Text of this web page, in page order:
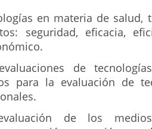
en materia de salud,
seguridad, eficacia,
de
para la evaluación de
de los